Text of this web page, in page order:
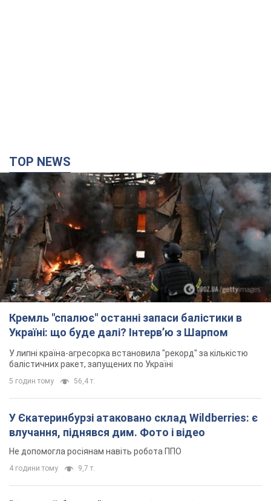
TOP NEWS
Кремль "спалює" останні запаси балістики в
Україні: що буде далі? Інтерв’ю з Шарпом
У липні країна-агресорка встановила "рекорд" за кількістю
балістичних ракет, запущених по Україні
5 годин тому 56,4 т.
У Єкатеринбурзі атаковано склад Wildberries: є
влучання, піднявся дим. Фото і відео
Не допомогла росіянам навіть робота ППО
4 години тому 9,7 т.